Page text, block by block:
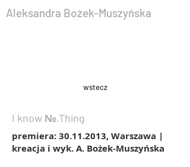
Aleksandra Bożek-Muszyńska
wstecz
I know №.Thing
premiera:30.11.2013, Warszawa |
kreacja i wyk. A. Bożek-Muszyńska